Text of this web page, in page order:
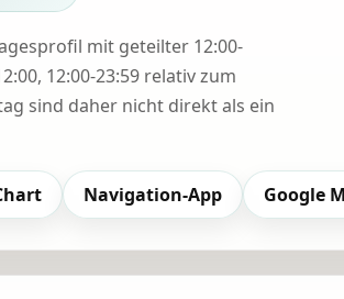
mit geteilter 12:00-
12:00-23:59 relativ zum
sind daher nicht direkt als ein
Navigation-App Google